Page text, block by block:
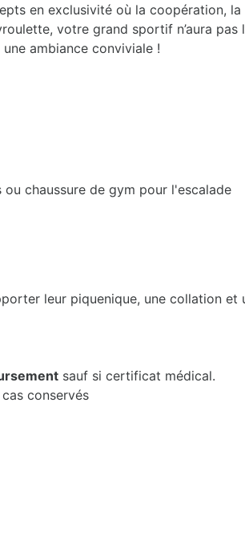
en exclusivité où la coopération,
votre grand sportif n’aura pas
ambiance conviviale !
chaussure de gym pour l'escalade
leur piquenique, une collation et
sauf si certificat médical.
conservés